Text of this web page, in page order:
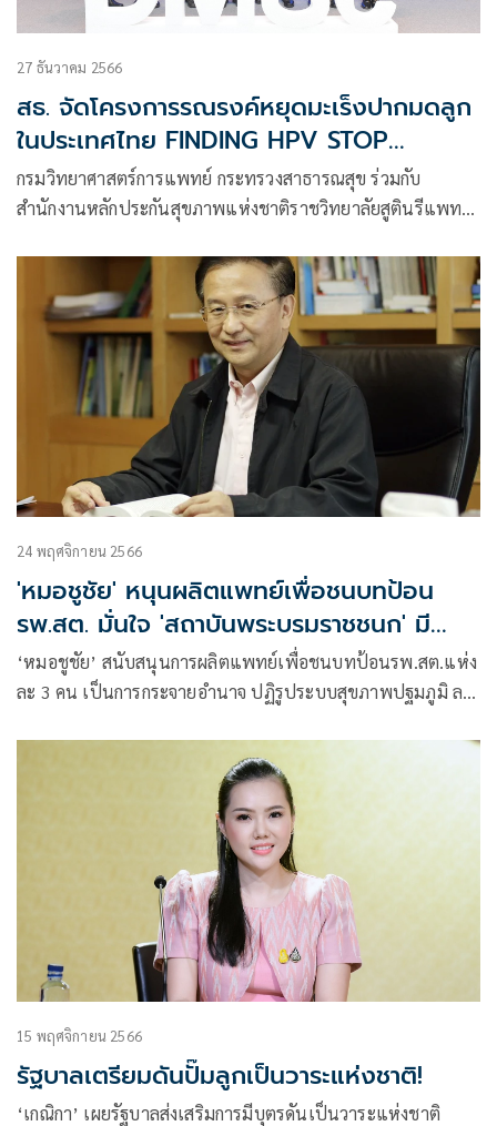
27 ธันวาคม 2566
สธ. จัดโครงการรณรงค์หยุดมะเร็งปากมดลูก
ในประเทศไทย FINDING HPV STOP
CERVICAL CANCER
กรมวิทยาศาสตร์การแพทย์ กระทรวงสาธารณสุข ร่วมกับ
สำนักงานหลักประกันสุขภาพแห่งชาติราชวิทยาลัยสูตินรีแพทย์
“รณรงค์หยุดมะเร็งปากมดลูกในประเทศไทย FINDING HPV
STOPCERVICALCANCER”
24 พฤศจิกายน 2566
'หมอชูชัย' หนุนผลิตแพทย์เพื่อชนบทป้อน
รพ.สต. มั่นใจ 'สถาบันพระบรมราชชนก' มี
ศักยภาพ
‘หมอชูชัย’ สนับสนุนการผลิตแพทย์เพื่อชนบทป้อนรพ.สต.แห่ง
ละ 3 คน เป็นการกระจายอำนาจ ปฏิรูประบบสุขภาพปฐมภูมิ ลด
ผลิตบุคลากรสุขภาพทุกประเภทเพื่อชุมชน
15 พฤศจิกายน 2566
รัฐบาลเตรียมดันปั๊มลูกเป็นวาระแห่งชาติ!
‘เกณิกา’ เผยรัฐบาลส่งเสริมการมีบุตรดันเป็นวาระแห่งชาติ